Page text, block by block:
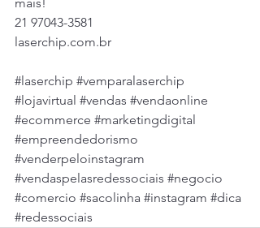
21 97043-3581
laserchip.com.br
#laserchip #vemparalaserchip
#lojavirtual #vendas #vendaonline
#ecommerce #marketingdigital
#empreendedorismo
#venderpeloinstagram
#vendaspelasredessociais #negocio
#comercio #sacolinha #instagram #dica
#redessociais